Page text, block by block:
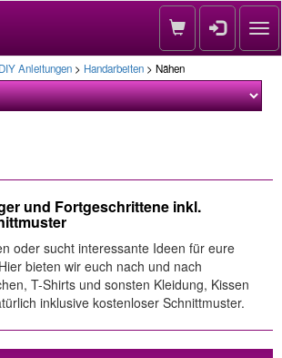
DIY Anleitungen > Handarbeiten > Nähen
und Fortgeschrittene inkl.
oder sucht interessante Ideen für eure
bieten wir euch nach und nach
T-Shirts und sonsten Kleidung, Kissen
inklusive kostenloser Schnittmuster.